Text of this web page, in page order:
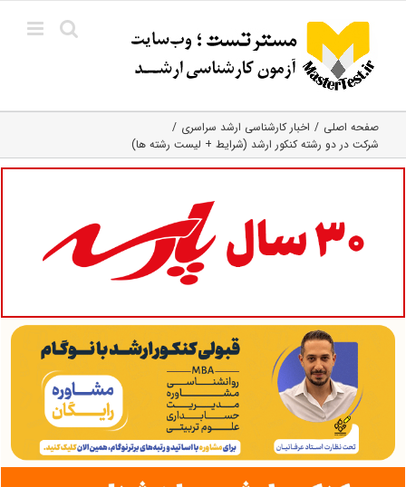
content
صفحه اصلی
اخبار کارشناسی ارشد سراسری
شرکت در دو رشته کنکور ارشد (شرایط + لیست رشته ها)